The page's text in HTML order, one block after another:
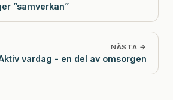
”samverkan”
NÄSTA →
vardag - en del av omsorgen